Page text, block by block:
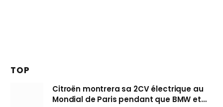
TOP
Citroën montrera sa 2CV électrique au
Mondial de Paris pendant que BMW et